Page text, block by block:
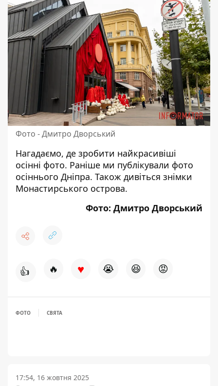
Фото - Дмитро Дворський
Нагадаємо, де зробити найкрасивіші
осінні фото. Раніше ми публікували фото
осіннього Дніпра. Також дивіться знімки
Монастирського острова.
Фото: Дмитро Дворський
👍 🔥 ♥ 😭 😆 😡
ФОТО СВЯТА
17:54, 16 жовтня 2025